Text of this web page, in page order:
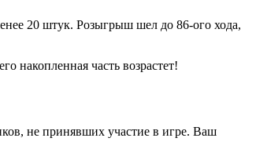
20 штук. Розыгрыш шел до 86-ого хода,
накопленная часть возрастет!
не принявших участие в игре. Ваш